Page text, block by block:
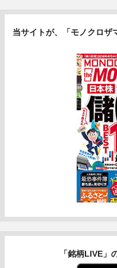
当サイトが、「モノクロザ
「銘柄LIVE」